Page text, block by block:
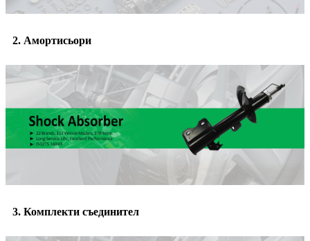
2. Амортисьори
3. Комплекти съединител